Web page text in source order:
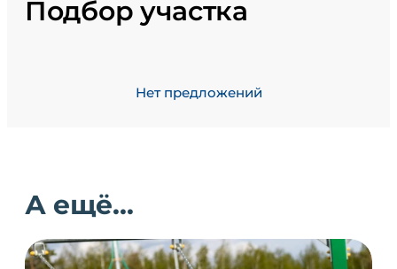
Подбор участка
Нет предложений
А ещё...